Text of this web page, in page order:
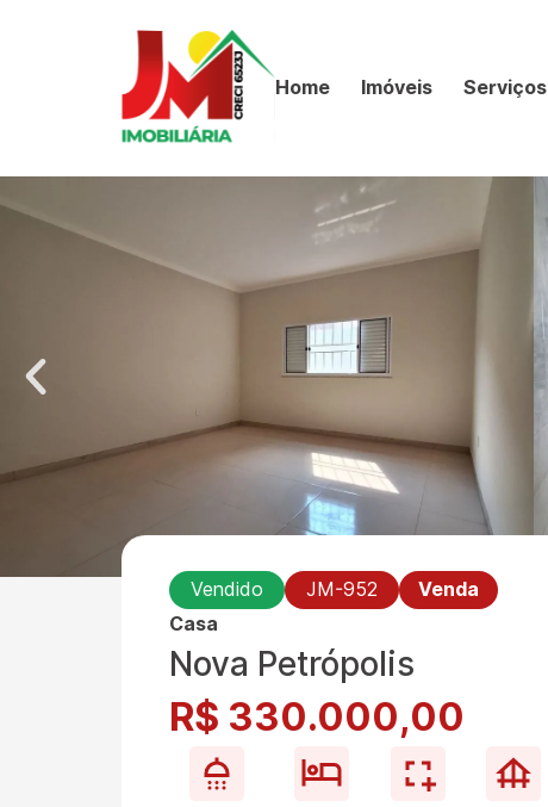
Home Imóveis Serviços
Vendido JM-952 Venda
Casa
Nova Petrópolis
R$ 330.000,00